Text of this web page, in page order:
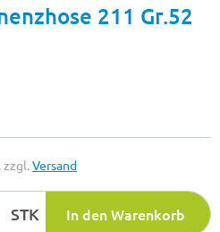
211 Gr.52
zzgl.Versand
STK In den Warenkorb